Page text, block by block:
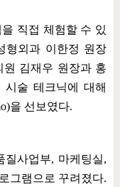
직접 체험할 수 있
형외과 이한정 원장
원 김재우 원장과 홍
시술 테크닉에 대해
을 선보였다.
질사업부, 마케팅실,
그램으로 꾸려졌다.